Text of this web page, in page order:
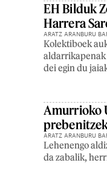
EH Bilduk
Harrera
ARATZ ARANBURU
Kolektiboek
aldarrikapenak
dei egin du
Amurrioko
ARATZ ARANBURU
Lehenengo
da zabalik,